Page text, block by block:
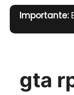
gta
Importante: